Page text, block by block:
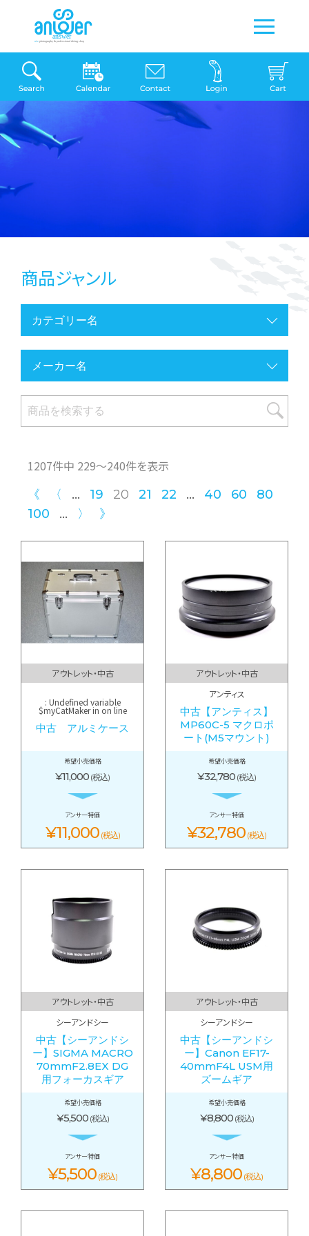
商品ジャンル
1207件中 229〜240件を表示
《 〈 ... 19 20 21 22 ... 40 60
80
100
... 〉 》
アウトレット・中古
: Undefined variable
$myCatMaker in on line
中古 アルミケース
希望小売価格
¥11,000 (税込)
アンサー特価
¥11,000 (税込)
アウトレット・中古
アンティス
中古【アンティス】
MP60C-5 マクロポ
ート(M5マウント)
希望小売価格
¥32,780 (税込)
アンサー特価
¥32,780 (税込)
アウトレット・中古
シーアンドシー
中古【シーアンドシ
ー】SIGMA MACRO
70mmF2.8EX DG
用フォーカスギア
希望小売価格
¥5,500 (税込)
アンサー特価
¥5,500 (税込)
アウトレット・中古
シーアンドシー
中古【シーアンドシ
ー】Canon EF17-
40mmF4L USM用
ズームギア
希望小売価格
¥8,800 (税込)
アンサー特価
¥8,800 (税込)